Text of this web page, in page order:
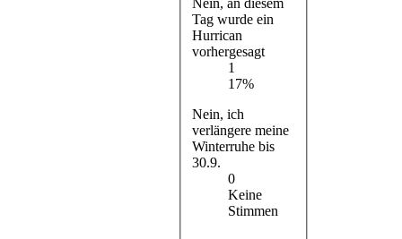
Nein, an diesem
Tag wurde ein
Hurrican
vorhergesagt
1
17%
Nein, ich
verlängere meine
Winterruhe bis
30.9.
0
Keine
Stimmen